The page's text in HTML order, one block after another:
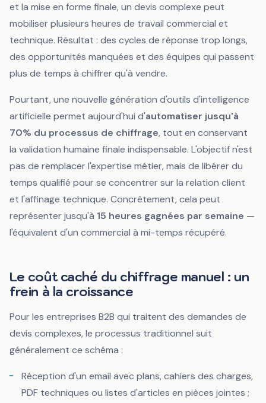
et la mise en forme finale, un devis complexe peut
mobiliser plusieurs heures de travail commercial et
technique. Résultat : des cycles de réponse trop longs,
des opportunités manquées et des équipes qui passent
plus de temps à chiffrer qu'à vendre.
Pourtant, une nouvelle génération d'outils d'intelligence
artificielle permet aujourd'hui d'automatiser jusqu'à
70% du processus de chiffrage, tout en conservant
la validation humaine finale indispensable. L'objectif n'est
pas de remplacer l'expertise métier, mais de libérer du
temps qualifié pour se concentrer sur la relation client
et l'affinage technique. Concrètement, cela peut
représenter jusqu'à 15 heures gagnées par semaine —
l'équivalent d'un commercial à mi-temps récupéré.
Le coût caché du chiffrage manuel : un
frein à la croissance
Pour les entreprises B2B qui traitent des demandes de
devis complexes, le processus traditionnel suit
généralement ce schéma :
Réception d'un email avec plans, cahiers des charges,
PDF techniques ou listes d'articles en pièces jointes ;